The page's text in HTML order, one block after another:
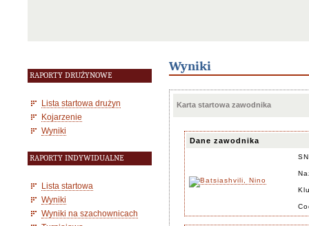
RAPORTY DRUŻYNOWE
Lista startowa drużyn
Kojarzenie
Wyniki
RAPORTY INDYWIDUALNE
Lista startowa
Wyniki
Wyniki na szachownicach
Wyniki
Karta startowa zawodnika
Dane zawodnika